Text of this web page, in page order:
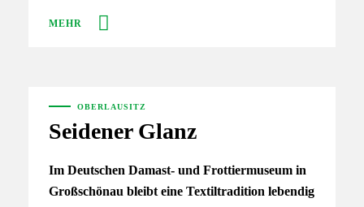
MEHR
OBERLAUSITZ
Seidener Glanz
Im Deutschen Damast- und Frottiermuseum in
Großschönau bleibt eine Textiltradition lebendig